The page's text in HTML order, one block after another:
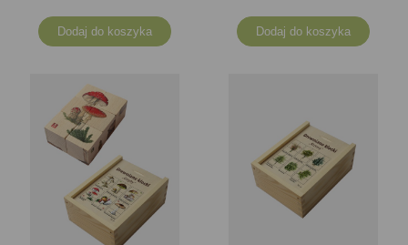
Dodaj do koszyka Dodaj do koszyka